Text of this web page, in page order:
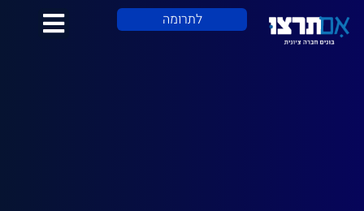
לתרומה